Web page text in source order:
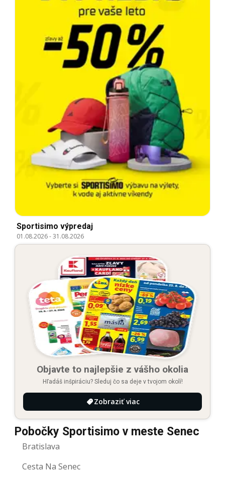
Sportisimo výpredaj
01.08.2026-31.08.2026
Objavte to najlepšie z vášho okolia
Hľadáš inšpiráciu? Sleduj čo sa deje v tvojom okolí!
Zobraziť viac
Pobočky Sportisimo v meste Senec
Bratislava
Cesta Na Senec